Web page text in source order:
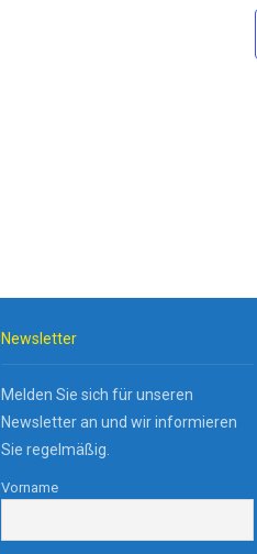
Newsletter
Melden Sie sich für unseren
Newsletter an und wir informieren
Sie regelmäßig.
Vorname